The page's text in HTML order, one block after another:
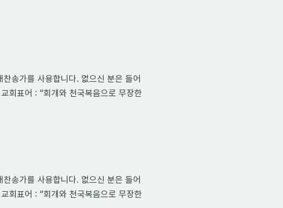
송가를 사용합니다. 없으신 분은 들어
회표어 : “회개와 천국복음으로 무장한
송가를 사용합니다. 없으신 분은 들어
회표어 : “회개와 천국복음으로 무장한